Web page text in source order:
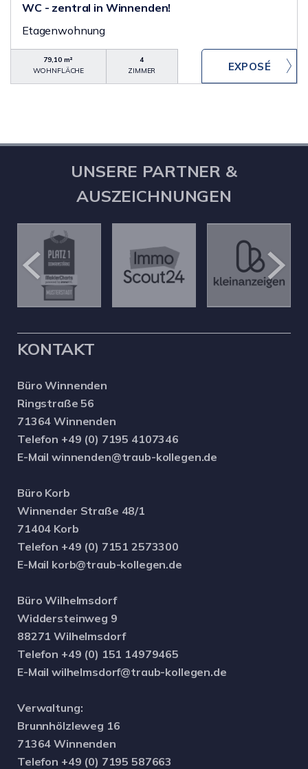
WC - zentral in Winnenden!
Etagenwohnung
79,10 m²
WOHNFLÄCHE
4
ZIMMER
UNSERE PARTNER &
AUSZEICHNUNGEN
KONTAKT
Büro Winnenden
Ringstraße 56
71364 Winnenden
Telefon +49 (0) 7195 4107346
E-Mail winnenden@traub-kollegen.de
Büro Korb
Winnender Straße 48/1
71404 Korb
Telefon +49 (0) 7151 2573300
E-Mail korb@traub-kollegen.de
Büro Wilhelmsdorf
Widdersteinweg 9
88271 Wilhelmsdorf
Telefon +49 (0) 151 14979465
E-Mail wilhelmsdorf@traub-kollegen.de
Verwaltung:
Brunnhölzleweg 16
71364 Winnenden
Telefon +49 (0) 7195 587663